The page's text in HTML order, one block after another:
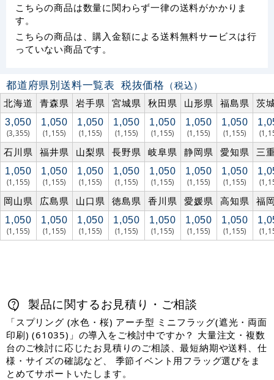
こちらの商品は数量に関わらず一律の送料がかかりま
す。
こちらの商品は、購入金額による送料無料サービスは行
っていない商品です。
都道府県別送料一覧表 税抜価格 （税込）
北海道
青森県 岩手県 宮城県 秋田県 山形県 福島県 茨
3,050
(3,355)
1,050
(1,155)
1,050
(1,155)
1,050
(1,155)
1,050
(1,155)
1,050
(1,155)
1,050
(1,155)
石川県 福井県 山梨県 長野県 岐阜県 静岡県 愛知県 三
1,050
(1,155)
1,050
(1,155)
1,050
(1,155)
1,050
(1,155)
1,050
(1,155)
1,050
(1,155)
1,050
(1,155)
岡山県 広島県 山口県 徳島県 香川県 愛媛県 高知県 福
1,050
(1,155)
1,050
(1,155)
1,050
(1,155)
1,050
(1,155)
1,050
(1,155)
1,050
(1,155)
1,050
(1,155)
製品に関するお見積り・ご相談
「スプリング (水色・桜) アーチ型 ミニフラッグ(遮光・両面
印刷) (61035)」の導入をご検討中ですか？ 大量注文・複数
台のご検討に応じたお見積りのご相談、最短納期や送料、仕
様・サイズの確認など、 季節イベント用フラッグ選びをま
とめてサポートいたします。